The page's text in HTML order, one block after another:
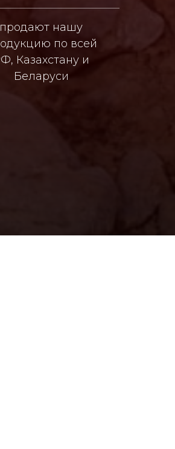
продают нашу
по всей
Казахстану и
Беларуси